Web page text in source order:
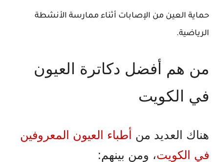
حماية العين من الإصابات أثناء ممارسة الأنشطة
الرياضية.
من هم أفضل دكاترة العيون
في الكويت
هناك العديد من أطباء العيون المعروفين
في الكويت، ومن بينهم: